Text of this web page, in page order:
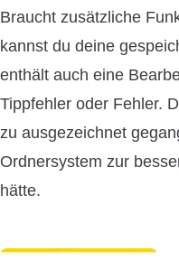
Braucht zusätzliche
kannst du deine
enthält auch eine
Tippfehler oder Fehler.
zu ausgezeichnet
Ordnersystem zur
hätte.